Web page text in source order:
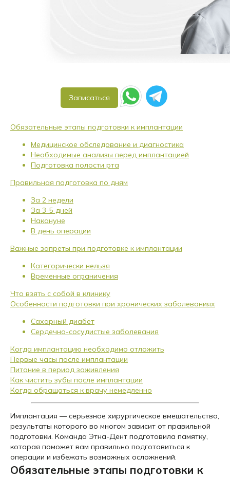
Записаться
Обязательные этапы подготовки к имплантации
Медицинское обследование и диагностика
Необходимые анализы перед имплантацией
Подготовка полости рта
Правильная подготовка по дням
За 2 недели
За 3-5 дней
Накануне
В день операции
Важные запреты при подготовке к имплантации
Категорически нельзя
Временные ограничения
Что взять с собой в клинику
Особенности подготовки при хронических заболеваниях
Сахарный диабет
Сердечно-сосудистые заболевания
Когда имплантацию необходимо отложить
Первые часы после имплантации
Питание в период заживления
Как чистить зубы после имплантации
Когда обращаться к врачу немедленно
Имплантация — серьезное хирургическое вмешательство,
результаты которого во многом зависит от правильной
подготовки. Команда Этна-Дент подготовила памятку,
которая поможет вам правильно подготовиться к
операции и избежать возможных осложнений.
Обязательные этапы подготовки к